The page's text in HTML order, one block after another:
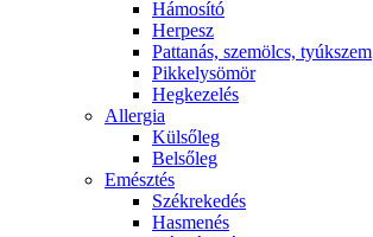
Hámosító
Herpesz
Pattanás, szemölcs, tyúkszem
Pikkelysömör
Hegkezelés
Allergia
Külsőleg
Belsőleg
Emésztés
Székrekedés
Hasmenés